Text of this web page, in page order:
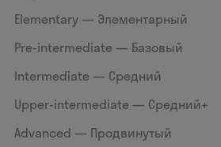
Elementary — Элементарный
Pre-intermediate — Базовый
Intermediate — Средний
Upper-intermediate — Средний+
Advanced — Продвинутый